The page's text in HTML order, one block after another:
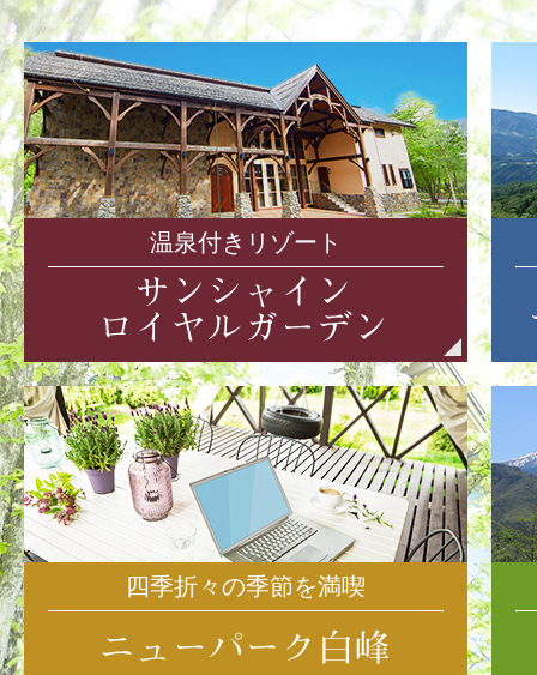
温泉付きリゾート
四季折々の季節を満喫